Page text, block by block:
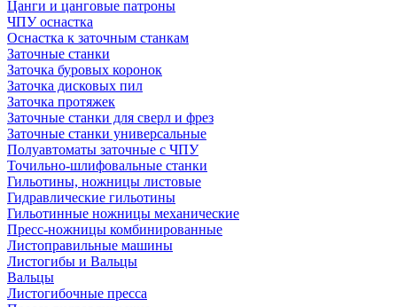
Цанги и цанговые патроны
ЧПУ оснастка
Оснастка к заточным станкам
Заточные станки
Заточка буровых коронок
Заточка дисковых пил
Заточка протяжек
Заточные станки для сверл и фрез
Заточные станки универсальные
Полуавтоматы заточные с ЧПУ
Точильно-шлифовальные станки
Гильотины, ножницы листовые
Гидравлические гильотины
Гильотинные ножницы механические
Пресс-ножницы комбинированные
Листоправильные машины
Листогибы и Вальцы
Вальцы
Листогибочные пресса